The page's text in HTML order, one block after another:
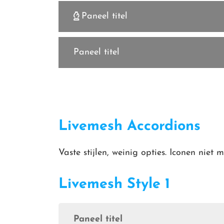
Paneel titel
Paneel titel
Livemesh Accordions
Vaste stijlen, weinig opties. Iconen niet
Livemesh Style 1
Paneel titel